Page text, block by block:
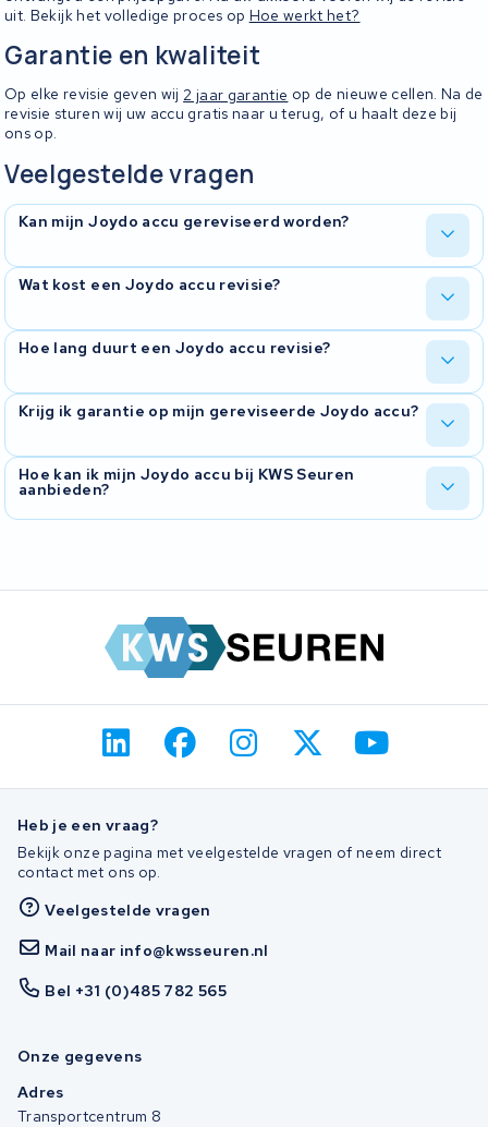
uit. Bekijk het volledige proces op Hoe werkt het?
Garantie en kwaliteit
Op elke revisie geven wij 2 jaar garantie op de nieuwe cellen. Na de
revisie sturen wij uw accu gratis naar u terug, of u haalt deze bij
ons op.
Veelgestelde vragen
Kan mijn Joydo accu gereviseerd worden?
In de meeste gevallen wel. Neemcontact
met ons op en stuur een
foto van uw accu mee. Wij beoordelen dan of revisie mogelijk is.
Wat kost een Joydo accu revisie?
De kosten zijn afhankelijk van het type accu en de benodigde
cellen. Na ontvangst ontvangt u een prijsopgave. U betaalt pas
wanneer de revisie is afgerond.
Hoe lang duurt een Joydo accu revisie?
De doorlooptijd verschilt per accu. Op onze paginaHoe werkt
Krijg ik garantie op mijn gereviseerde Joydo accu?
Ja, u ontvangt2 jaar garantieop de nieuwe cellen. Mocht er
binnen die periode iets misgaan, dan lossen wij dat kosteloos op.
Hoe kan ik mijn Joydo accu bij KWS Seuren
aanbieden?
Heb je een vraag?
Bekijk onze pagina met veelgestelde vragen of neem direct
contact met ons op.
Veelgestelde vragen
Mail naar info@kwsseuren.nl
Bel +31 (0)485 782 565
Onze gegevens
Adres
Transportcentrum 8